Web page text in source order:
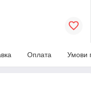
Оплата Умови